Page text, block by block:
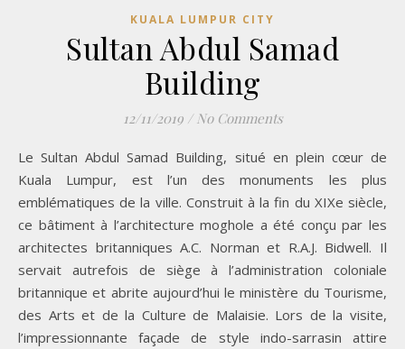
KUALA LUMPUR CITY
Sultan Abdul Samad
Building
12/11/2019 / No Comments
Le Sultan Abdul Samad Building, situé en plein cœur de
Kuala Lumpur, est l’un des monuments les plus
emblématiques de la ville. Construit à la fin du XIXe siècle,
ce bâtiment à l’architecture moghole a été conçu par les
architectes britanniques A.C. Norman et R.A.J. Bidwell. Il
servait autrefois de siège à l’administration coloniale
britannique et abrite aujourd’hui le ministère du Tourisme,
des Arts et de la Culture de Malaisie. Lors de la visite,
l’impressionnante façade de style indo-sarrasin attire